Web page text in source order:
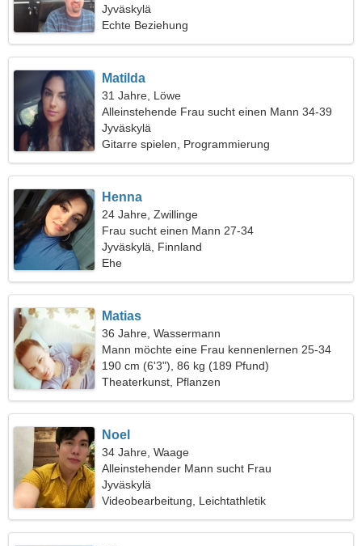
Frau
Jyväskylä
Echte Beziehung
Matilda
31 Jahre, Löwe
Alleinstehende Frau sucht einen Mann 34-39
Jyväskylä
Gitarre spielen, Programmierung
Henna
24 Jahre, Zwillinge
Frau sucht einen Mann 27-34
Jyväskylä, Finnland
Ehe
Matias
36 Jahre, Wassermann
Mann möchte eine Frau kennenlernen 25-34
190 cm (6'3"), 86 kg (189 Pfund)
Theaterkunst, Pflanzen
Noel
34 Jahre, Waage
Alleinstehender Mann sucht Frau
Jyväskylä
Videobearbeitung, Leichtathletik